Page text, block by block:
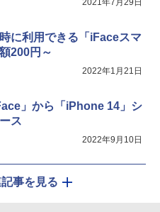
に利用できる「iFaceスマ
200円～
2022年1月21日
」から「iPhone 14」シ
ス
2022年9月10日
事を見る